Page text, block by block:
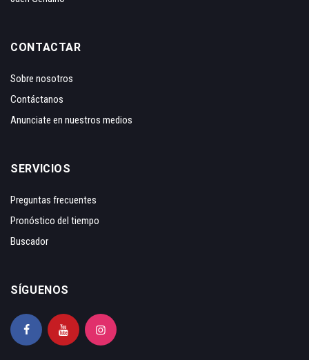
CONTACTAR
Sobre nosotros
Contáctanos
Anunciate en nuestros medios
SERVICIOS
Preguntas frecuentes
Pronóstico del tiempo
Buscador
SÍGUENOS